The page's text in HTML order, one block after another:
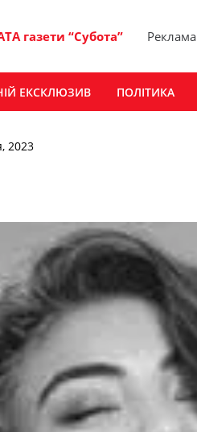
газети “Субота” Реклама
ЕКСКЛЮЗИВ ПОЛІТИКА
2023